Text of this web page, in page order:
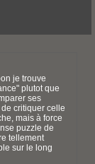
je trouve
plutot que
ses
critiquer celle
mais à force
puzzle de
tellement
sur le long